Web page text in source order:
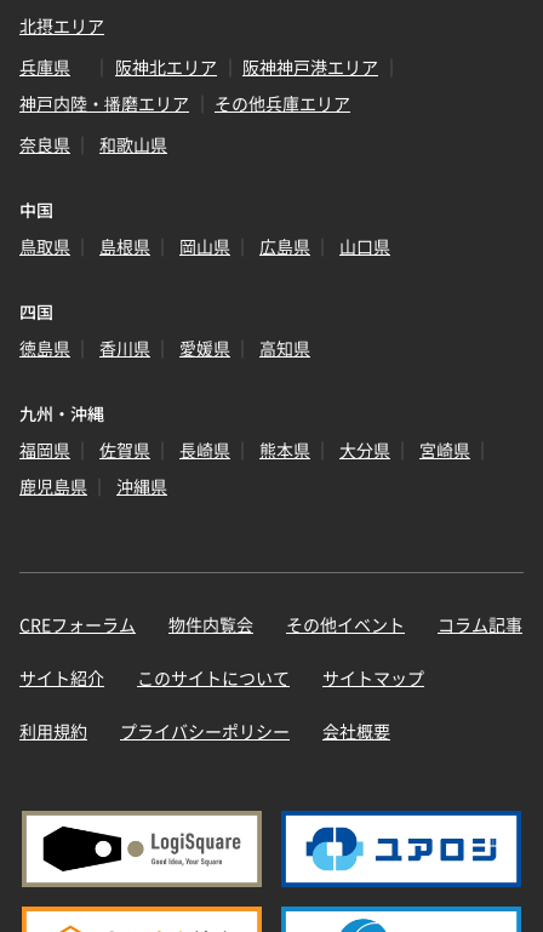
北摂エリア
兵庫県
阪神北エリア
阪神神戸港エリア
神戸内陸・播磨エリア
その他兵庫エリア
奈良県
和歌山県
中国
鳥取県
島根県 岡山県 広島県 山口県
四国
徳島県
香川県 愛媛県 高知県
九州・沖縄
福岡県
佐賀県 長崎県 熊本県 大分県
宮崎県
鹿児島県
沖縄県
CREフォーラム 物件内覧会 その他イベント コラム記事
サイト紹介 このサイトについて サイトマップ
利用規約 プライバシーポリシー 会社概要